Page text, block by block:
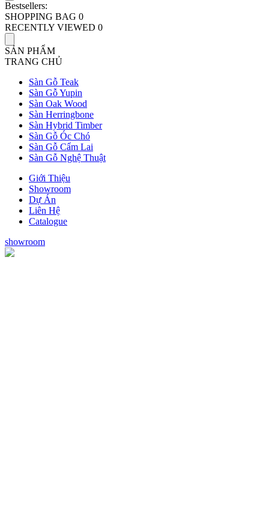
Bestsellers:
SHOPPING BAG 0
RECENTLY VIEWED 0
SẢN PHẨM
TRANG CHỦ
Sàn Gỗ Teak
Sàn Gỗ Yupin
Sàn Oak Wood
Sàn Herringbone
Sàn Hybrid Timber
Sàn Gỗ Óc Chó
Sàn Gỗ Cẩm Lai
Sàn Gỗ Nghệ Thuật
Giới Thiệu
Showroom
Dự Án
Liên Hệ
Catalogue
showroom